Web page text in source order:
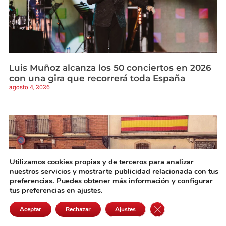
Luis Muñoz alcanza los 50 conciertos en 2026
con una gira que recorrerá toda España
agosto 4, 2026
Utilizamos cookies propias y de terceros para analizar
nuestros servicios y mostrarte publicidad relacionada con tus
preferencias. Puedes obtener más información y configurar
tus preferencias en ajustes.
Aceptar Rechazar Ajustes Cerrar el banner de